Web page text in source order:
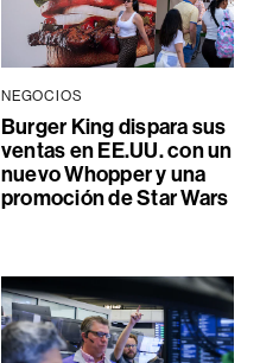
NEGOCIOS
Burger King dispara sus
ventas en EE.UU. con un
nuevo Whopper y una
promoción de Star Wars